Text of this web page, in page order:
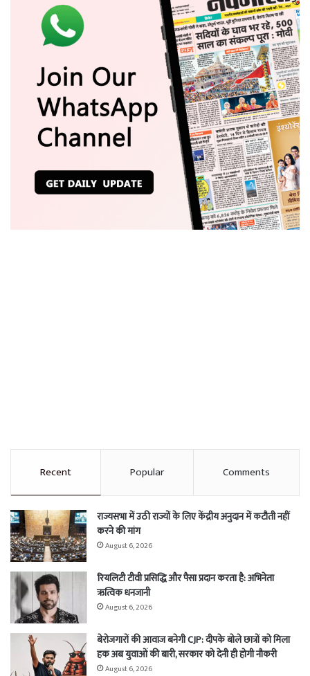
Recent Popular Comments
राज्यसभा में उठी राज्यों के लिए केंद्रीय अनुदान में कटौती नहीं
करने की मांग
August 6, 2026
रियलिटी टीवी प्रसिद्धि और पैसा प्रदान करता है: अभिनेता
ऋत्विक धनजानी
August 6, 2026
बेरोजगारों की आवाज बनेगी CJP: दीपके बोले छात्रों को मिला
हक अब युवाओं की बारी, सरकार को देनी ही होगी नौकरी
August 6, 2026